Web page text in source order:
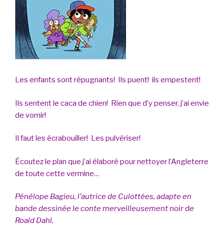
Les enfants sont répugnants! Ils puent! ils empestent!
Ils sentent le caca de chien! Rien que d’y penser, j’ai envie
de vomir!
Il faut les écrabouiller! Les pulvériser!
Écoutez le plan que j’ai élaboré pour nettoyer l’Angleterre
de toute cette vermine…
Pénélope Bagieu, l’autrice de Culottées, adapte en
bande dessinée le conte merveilleusement noir de
Roald Dahl.